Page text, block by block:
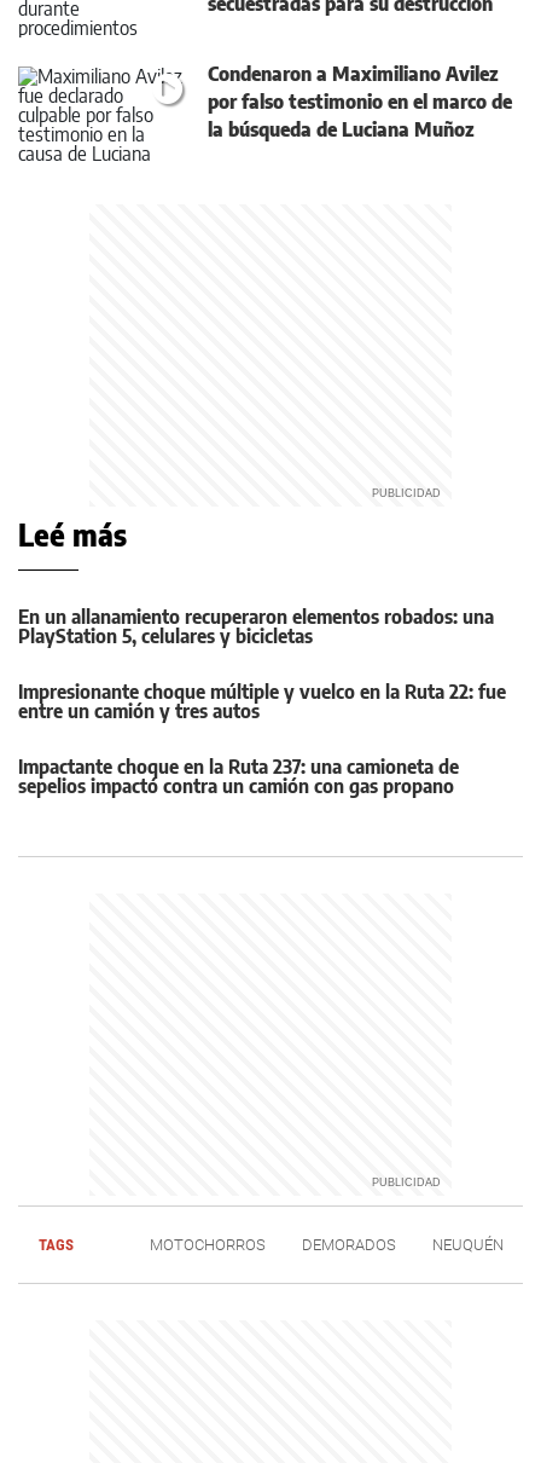
Condenaron a Maximiliano Avilez
por falso testimonio en el marco de
la búsqueda de Luciana Muñoz
Leé más
En un allanamiento recuperaron elementos robados: una
PlayStation 5, celulares y bicicletas
Impresionante choque múltiple y vuelco en la Ruta 22: fue
entre un camión y tres autos
Impactante choque en la Ruta 237: una camioneta de
sepelios impactó contra un camión con gas propano
TAGS MOTOCHORROS DEMORADOS NEUQUÉN